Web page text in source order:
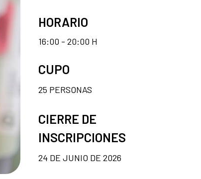
HORARIO
16:00 - 20:00 H
CUPO
25 PERSONAS
CIERRE DE
INSCRIPCIONES
24 DE JUNIO DE 2026